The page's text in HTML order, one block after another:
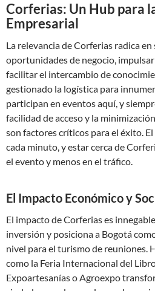
Corferias: Un Hub para
Empresarial
La relevancia de Corferias radica
oportunidades de negocio,
facilitar el intercambio de
gestionado la logística para
participan en eventos aquí, y
facilidad de acceso y la
son factores críticos para el éxito.
cada minuto, y estar cerca de
el evento y menos en el tráfico.
El Impacto Económico y
El impacto de Corferias es
inversión y posiciona a Bogotá
nivel para el turismo de reuniones.
como la Feria Internacional del
Expoartesanías o Agroexpo